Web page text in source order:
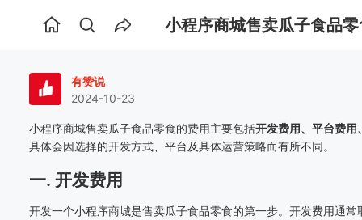
首
小程序商城售卖瓜子食品
有赞说
2024-10-23
小程序商城售卖瓜子食品零食的费用主要包括开发费用、平台费用
具体会因选择的开发方式、平台及具体运营策略而有所不同。
一. 开发费用
开发一个小程序商城是售卖瓜子食品零食的第一步。开发费用通